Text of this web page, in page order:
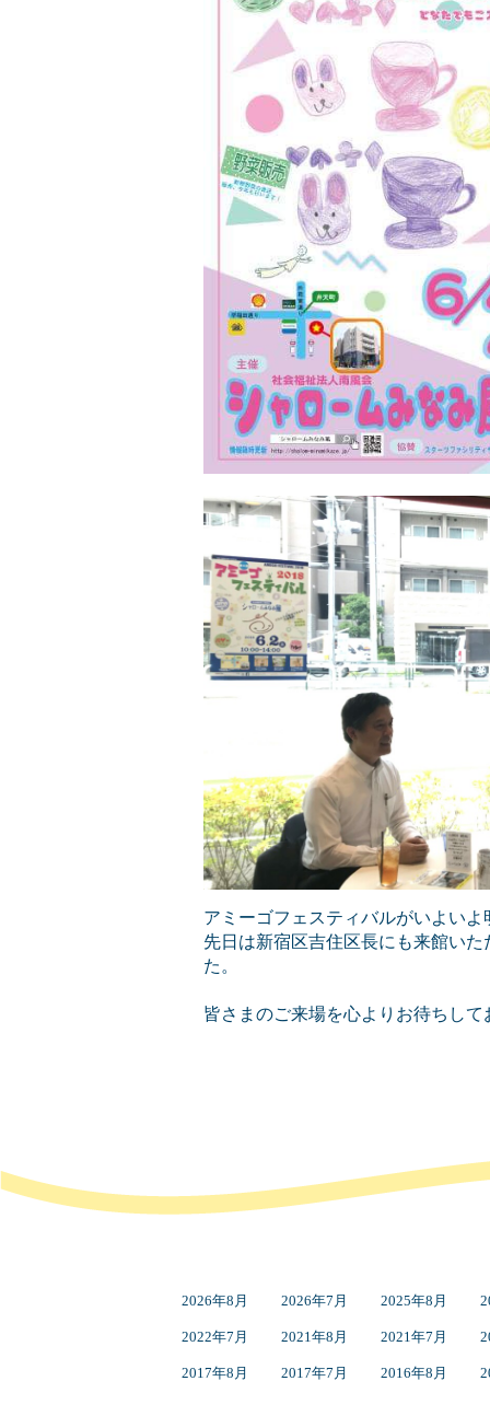
アミーゴフェスティバルがいよい
先日は新宿区吉住区長にも来館い
た。
皆さまのご来場を心よりお待ちして
2026年8月 2026年7月 2025年8月
2022年7月 2021年8月 2021年7月
2017年8月 2017年7月 2016年8月